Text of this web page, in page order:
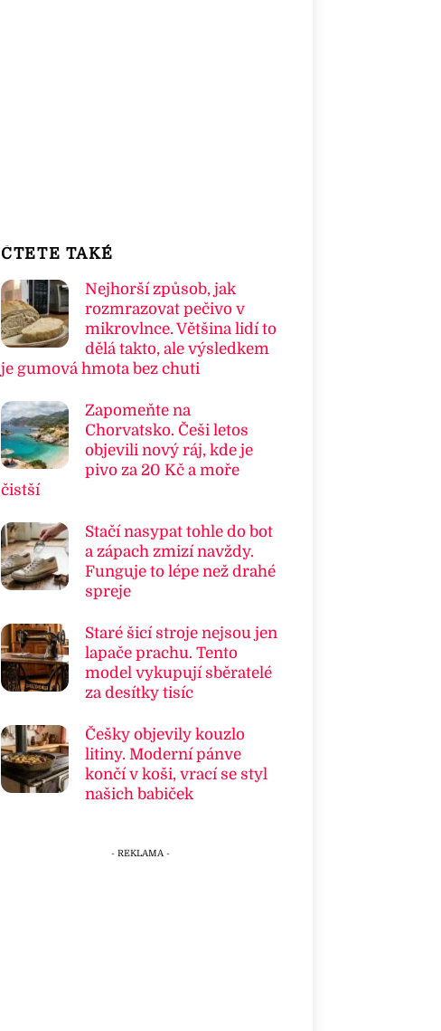
ČTETE TAKÉ
Nejhorší způsob, jak
rozmrazovat pečivo v
mikrovlnce. Většina lidí to
dělá takto, ale výsledkem
je gumová hmota bez chuti
Zapomeňte na
Chorvatsko. Češi letos
objevili nový ráj, kde je
pivo za 20 Kč a moře
čistší
Stačí nasypat tohle do bot
a zápach zmizí navždy.
Funguje to lépe než drahé
spreje
Staré šicí stroje nejsou jen
lapače prachu. Tento
model vykupují sběratelé
za desítky tisíc
Češky objevily kouzlo
litiny. Moderní pánve
končí v koši, vrací se styl
našich babiček